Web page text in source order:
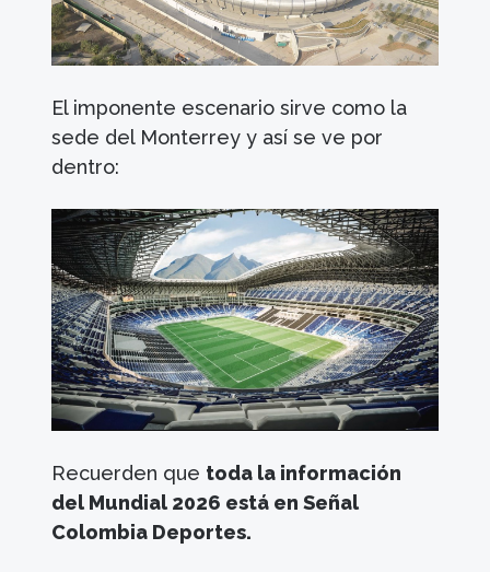
El imponente escenario sirve como la
sede del Monterrey y así se ve por
dentro:
Recuerden que toda la información
del Mundial 2026 está en Señal
Colombia Deportes.